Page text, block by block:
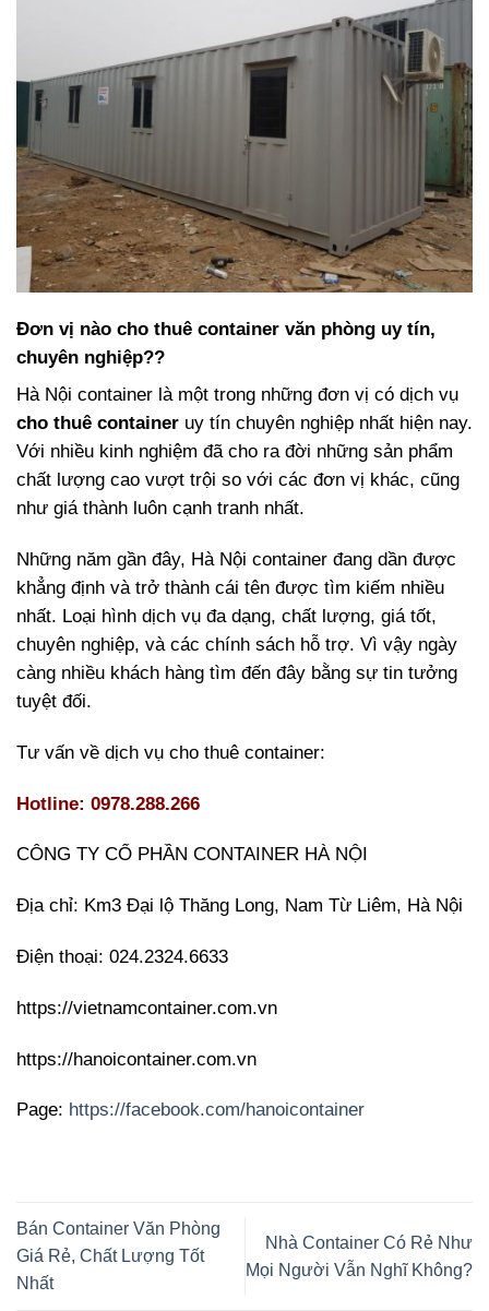
Đơn vị nào cho thuê container văn phòng uy tín,
chuyên nghiệp??
Hà Nội container là một trong những đơn vị có dịch vụ
cho thuê container uy tín chuyên nghiệp nhất hiện nay.
Với nhiều kinh nghiệm đã cho ra đời những sản phẩm
chất lượng cao vượt trội so với các đơn vị khác, cũng
như giá thành luôn cạnh tranh nhất.
Những năm gần đây, Hà Nội container đang dần được
khẳng định và trở thành cái tên được tìm kiếm nhiều
nhất. Loại hình dịch vụ đa dạng, chất lượng, giá tốt,
chuyên nghiệp, và các chính sách hỗ trợ. Vì vậy ngày
càng nhiều khách hàng tìm đến đây bằng sự tin tưởng
tuyệt đối.
Tư vấn về dịch vụ cho thuê container:
Hotline: 0978.288.266
CÔNG TY CỔ PHẦN CONTAINER HÀ NỘI
Địa chỉ: Km3 Đại lộ Thăng Long, Nam Từ Liêm, Hà Nội
Điện thoại: 024.2324.6633
https://vietnamcontainer.com.vn
https://hanoicontainer.com.vn
Page: https://facebook.com/hanoicontainer
Bán Container Văn Phòng
Giá Rẻ, Chất Lượng Tốt
Nhất
Nhà Container Có Rẻ Như
Mọi Người Vẫn Nghĩ Không?